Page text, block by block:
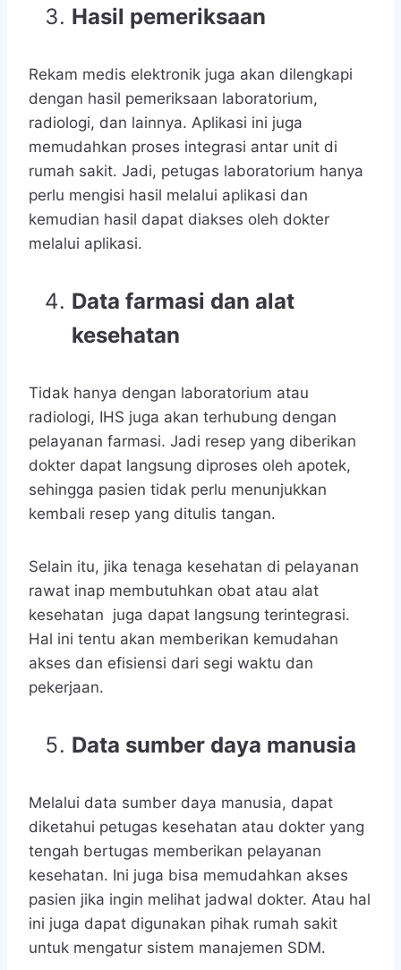
Hasil pemeriksaan
Rekam medis elektronik juga akan dilengkapi
dengan hasil pemeriksaan laboratorium,
radiologi, dan lainnya. Aplikasi ini juga
memudahkan proses integrasi antar unit di
rumah sakit. Jadi, petugas laboratorium hanya
perlu mengisi hasil melalui aplikasi dan
kemudian hasil dapat diakses oleh dokter
melalui aplikasi.
Data farmasi dan alat
kesehatan
Tidak hanya dengan laboratorium atau
radiologi, IHS juga akan terhubung dengan
pelayanan farmasi. Jadi resep yang diberikan
dokter dapat langsung diproses oleh apotek,
sehingga pasien tidak perlu menunjukkan
kembali resep yang ditulis tangan.
Selain itu, jika tenaga kesehatan di pelayanan
rawat inap membutuhkan obat atau alat
kesehatan juga dapat langsung terintegrasi.
Hal ini tentu akan memberikan kemudahan
akses dan efisiensi dari segi waktu dan
pekerjaan.
Data sumber daya manusia
Melalui data sumber daya manusia, dapat
diketahui petugas kesehatan atau dokter yang
tengah bertugas memberikan pelayanan
kesehatan. Ini juga bisa memudahkan akses
pasien jika ingin melihat jadwal dokter. Atau hal
ini juga dapat digunakan pihak rumah sakit
untuk mengatur sistem manajemen SDM.